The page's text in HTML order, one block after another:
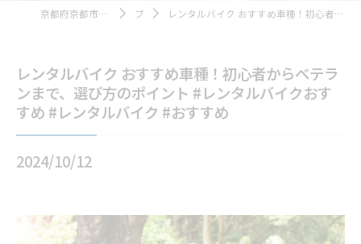
京都府京都市のレンタルバイクならモトハーバー１ ブログ レンタルバイク おすすめ車種！初心者からベテランまで、選び方のポイント #レンタルバイクおすすめ #レンタルバイク #おすすめ
レンタルバイク おすすめ車種！初心者からベテラ
ンまで、選び方のポイント #レンタルバイクおす
すめ #レンタルバイク #おすすめ
2024/10/12